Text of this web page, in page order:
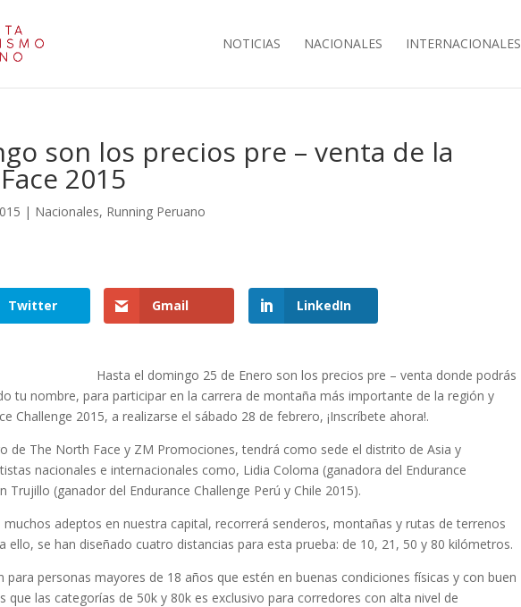
NOTICIAS NACIONALES INTERNACIONALES
son los precios pre – venta de la
2015
| Nacionales, Running Peruano
Twitter Gmail LinkedIn
Hasta el domingo 25 de Enero son los precios pre – venta donde podrás
tu nombre, para participar en la carrera de montaña más importante de la región y
Challenge 2015, a realizarse el sábado 28 de febrero, ¡Inscríbete ahora!.
de The North Face y ZM Promociones, tendrá como sede el distrito de Asia y
nacionales e internacionales como, Lidia Coloma (ganadora del Endurance
Trujillo (ganador del Endurance Challenge Perú y Chile 2015).
adeptos en nuestra capital, recorrerá senderos, montañas y rutas de terrenos
ello, se han diseñado cuatro distancias para esta prueba: de 10, 21, 50 y 80 kilómetros.
personas mayores de 18 años que estén en buenas condiciones físicas y con buen
que las categorías de 50k y 80k es exclusivo para corredores con alta nivel de